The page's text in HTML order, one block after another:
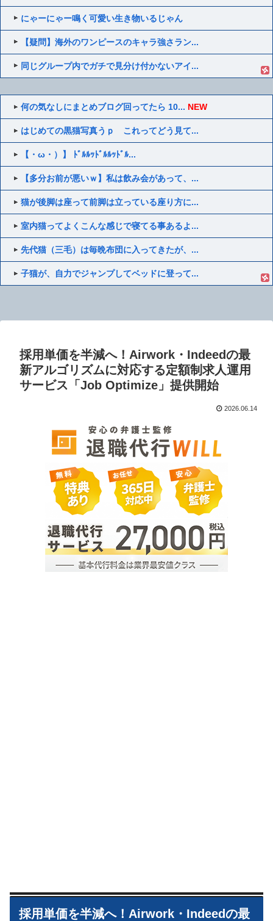
にゃーにゃー鳴く可愛い生き物いるじゃん
【疑問】海外のワンピースのキャラ強さラン...
同じグループ内でガチで見分け付かないアイ...
何の気なしにまとめブログ回ってたら 10... NEW
はじめての黒猫写真うｐ これってどう見て...
【・ω・）】 ﾄﾞﾙﾙｯﾄﾞﾙﾙｯﾄﾞﾙ...
【多分お前が悪いｗ】私は飲み会があって、...
猫が後脚は座って前脚は立っている座り方に...
室内猫ってよくこんな感じで寝てる事あるよ...
先代猫（三毛）は毎晩布団に入ってきたが、...
子猫が、自力でジャンプしてベッドに登って...
採用単価を半減へ！Airwork・Indeedの最
新アルゴリズムに対応する定額制求人運用
サービス「Job Optimize」提供開始
2026.06.14
採用単価を半減へ！Airwork・Indeedの最